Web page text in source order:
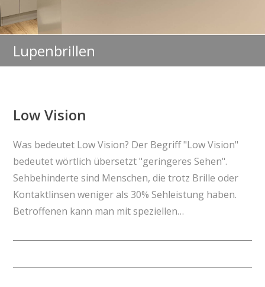
Lupenbrillen
Low Vision
Was bedeutet Low Vision? Der Begriff "Low Vision"
bedeutet wörtlich übersetzt "geringeres Sehen".
Sehbehinderte sind Menschen, die trotz Brille oder
Kontaktlinsen weniger als 30% Sehleistung haben.
Betroffenen kann man mit speziellen…